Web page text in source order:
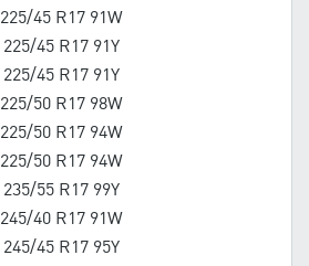
225/45 R17 91W
225/45 R17 91Y
225/45 R17 91Y
225/50 R17 98W
225/50 R17 94W
225/50 R17 94W
235/55 R17 99Y
245/40 R17 91W
245/45 R17 95Y